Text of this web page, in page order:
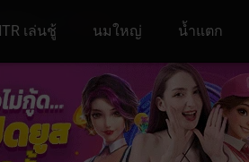
เล่นชู้ นมใหญ่ น้ำแตก